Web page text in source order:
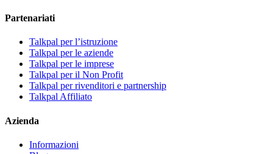
Partenariati
Talkpal per l’istruzione
Talkpal per le aziende
Talkpal per le imprese
Talkpal per il Non Profit
Talkpal per rivenditori e partnership
Talkpal Affiliato
Azienda
Informazioni